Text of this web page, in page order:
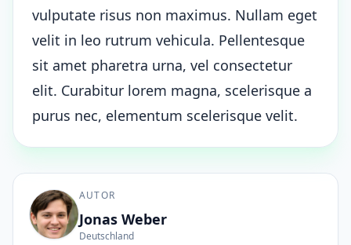
vulputate risus non maximus. Nullam eget
velit in leo rutrum vehicula. Pellentesque
sit amet pharetra urna, vel consectetur
elit. Curabitur lorem magna, scelerisque a
purus nec, elementum scelerisque velit.
AUTOR
Jonas Weber
Deutschland